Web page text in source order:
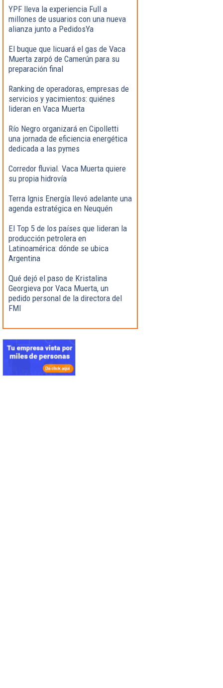
YPF lleva la experiencia Full a
millones de usuarios con una nueva
alianza junto a PedidosYa
El buque que licuará el gas de Vaca
Muerta zarpó de Camerún para su
preparación final
Ranking de operadoras, empresas de
servicios y yacimientos: quiénes
lideran en Vaca Muerta
Río Negro organizará en Cipolletti
una jornada de eficiencia energética
dedicada a las pymes
Corredor fluvial. Vaca Muerta quiere
su propia hidrovía
Terra Ignis Energía llevó adelante una
agenda estratégica en Neuquén
El Top 5 de los países que lideran la
producción petrolera en
Latinoamérica: dónde se ubica
Argentina
Qué dejó el paso de Kristalina
Georgieva por Vaca Muerta, un
pedido personal de la directora del
FMI